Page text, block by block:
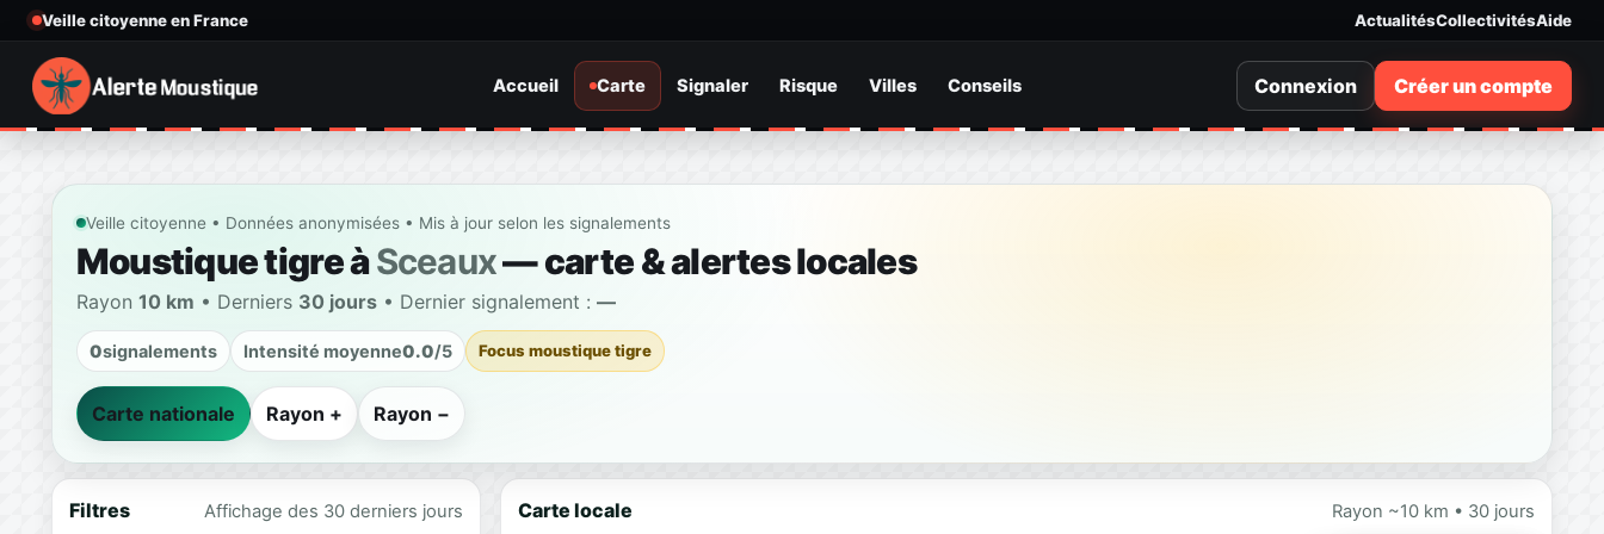
Veille citoyenne en France ActualitésCollectivitésAide
Accueil Carte Signaler Risque Villes Conseils Connexion Créer un compte
Veille citoyenne • Données anonymisées • Mis à jour selon les signalements
Moustique tigre àSceaux— carte & alertes locales
Rayon 10 km • Derniers 30 jours• Dernier signalement : —
0signalements Intensité moyenne0.0/5 Focus moustique tigre
Carte nationale Rayon + Rayon −
Filtres Affichage des 30 derniers jours Carte locale Rayon ~10 km • 30 jours